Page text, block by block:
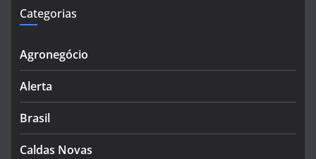
Categorias
Agronegócio
Alerta
Brasil
Caldas Novas